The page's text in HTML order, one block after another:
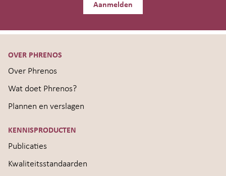
Aanmelden
OVER PHRENOS
Over Phrenos
Wat doet Phrenos?
Plannen en verslagen
KENNISPRODUCTEN
Publicaties
Kwaliteitsstandaarden